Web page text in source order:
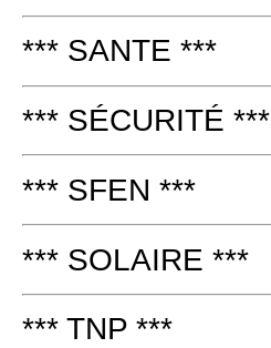
*** SANTE ***
*** SÉCURITÉ ***
*** SFEN ***
*** SOLAIRE ***
*** TNP ***